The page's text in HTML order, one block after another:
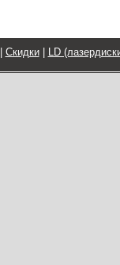
Скидки| LD